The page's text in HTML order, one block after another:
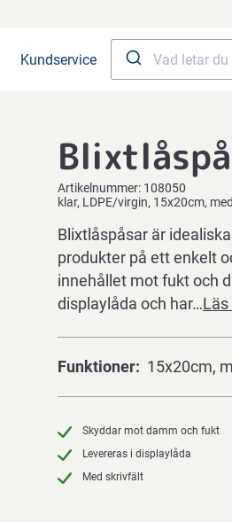
Kundservice
Artikelnummer: 108050
klar, LDPE/virgin, 15x20cm,
Blixtlåspåsar är
produkter på ett enkelt
innehållet mot fukt och
displaylåda och har…
Funktioner 15x20cm,
Skyddar mot damm och fukt
Levereras i displaylåda
Med skrivfält